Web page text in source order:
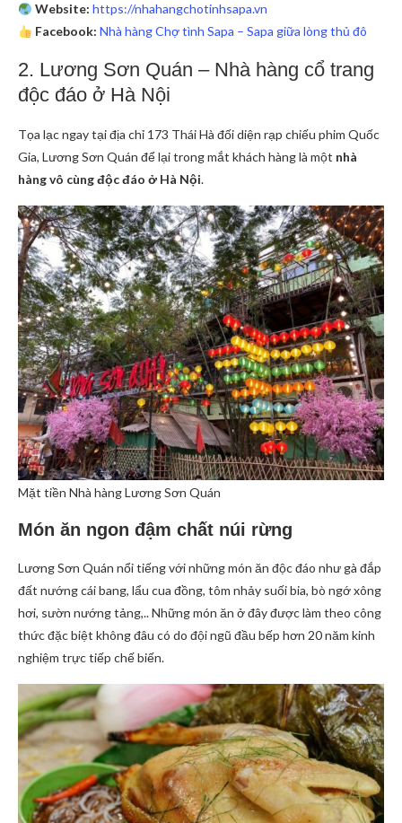
Website: https://nhahangchotinhsapa.vn
Facebook: Nhà hàng Chợ tình Sapa – Sapa giữa lòng thủ đô
2. Lương Sơn Quán – Nhà hàng cổ trang
độc đáo ở Hà Nội
Tọa lạc ngay tại địa chỉ 173 Thái Hà đối diện rạp chiếu phim Quốc
Gia, Lương Sơn Quán để lại trong mắt khách hàng là một nhà
hàng vô cùng độc đáo ở Hà Nội.
Mặt tiền Nhà hàng Lương Sơn Quán
Món ăn ngon đậm chất núi rừng
Lương Sơn Quán nổi tiếng với những món ăn độc đáo như gà đắp
đất nướng cái bang, lẩu cua đồng, tôm nhảy suối bia, bò ngớ xông
hơi, sườn nướng tảng,.. Những món ăn ở đây được làm theo công
thức đặc biệt không đâu có do đội ngũ đầu bếp hơn 20 năm kinh
nghiệm trực tiếp chế biến.